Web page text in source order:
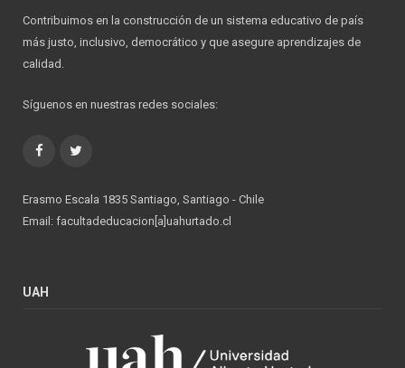
Contribuimos en la construcción de un sistema educativo de país
más justo, inclusivo, democrático y que asegure aprendizajes de
calidad.
Síguenos en nuestras redes sociales:
Facebook
Erasmo Escala 1835 Santiago, Santiago - Chile
Email: facultadeducacion[a]uahurtado.cl
UAH